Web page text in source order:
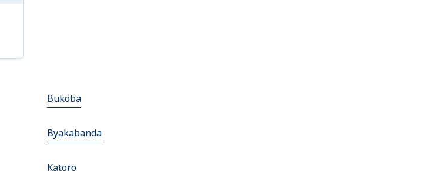
Bukoba
Byakabanda
Katoro